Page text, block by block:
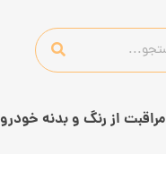
مراقبت از رنگ و بدنه خودرو